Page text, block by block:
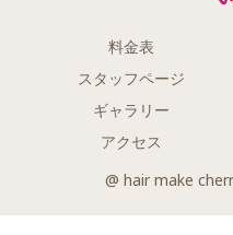
料金表
スタッフページ
ギャラリー
アクセス
@ hair make